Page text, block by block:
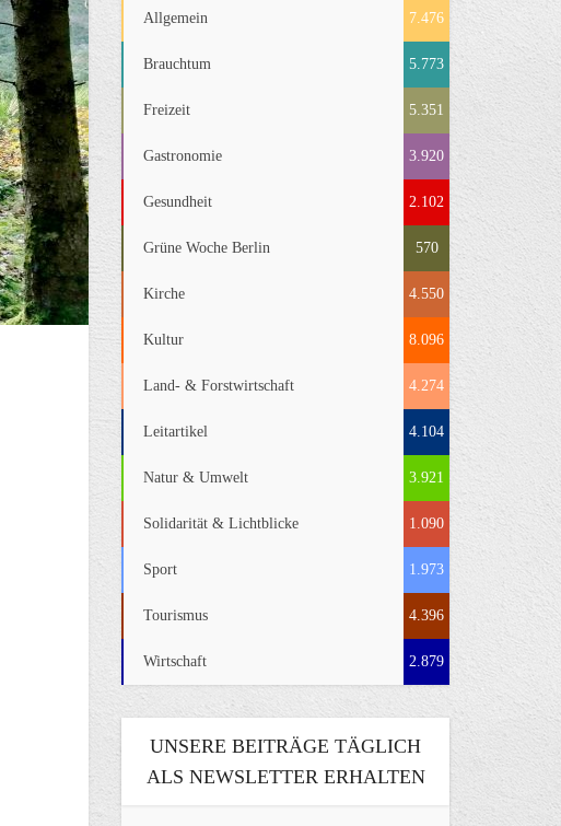
Allgemein 7.476
Brauchtum 5.773
Freizeit 5.351
Gastronomie 3.920
Gesundheit 2.102
Grüne Woche Berlin 570
Kirche 4.550
Kultur 8.096
Land- & Forstwirtschaft 4.274
Leitartikel 4.104
Natur & Umwelt 3.921
Solidarität & Lichtblicke 1.090
Sport 1.973
Tourismus 4.396
Wirtschaft 2.879
UNSERE BEITRÄGE TÄGLICH
ALS NEWSLETTER ERHALTEN